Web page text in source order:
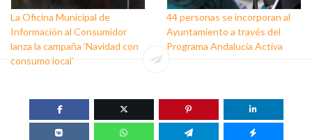
La Oficina Municipal de
Información al Consumidor
lanza la campaña ‘Navidad con
consumo local’
44 personas se incorporan al
Ayuntamiento a través del
Programa Andalucía Activa